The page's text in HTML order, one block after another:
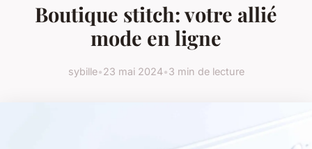
Boutique stitch: votre allié
mode en ligne
sybille•23 mai 2024•3 min de lecture